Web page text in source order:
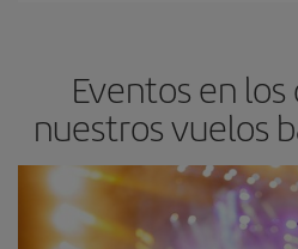
Eventos en
nuestros vuelos